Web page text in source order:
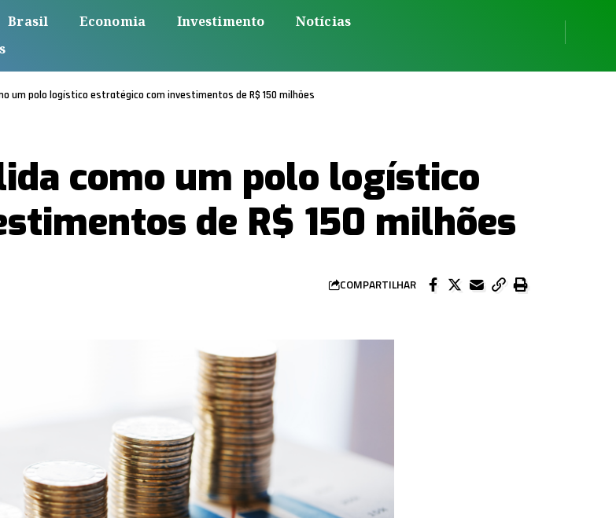
Brasil Economia Investimento
Notícias
um polo logístico estratégico com investimentos de R$ 150 milhões
como um polo logístico
de R$ 150 milhões
COMPARTILHAR